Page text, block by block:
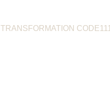
TRANSFORMATION CODE111